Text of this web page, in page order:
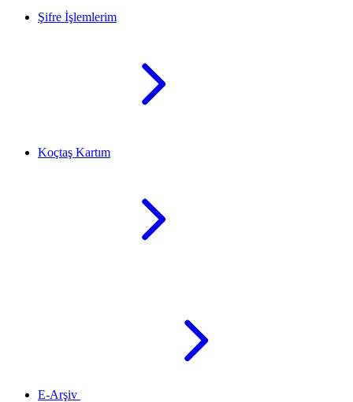
Şifre İşlemlerim
Koçtaş Kartım
E-Arşiv